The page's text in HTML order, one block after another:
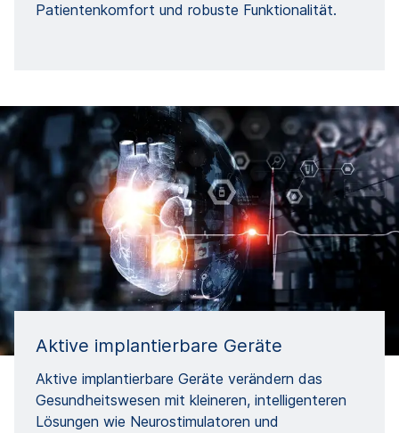
Patientenkomfort und robuste Funktionalität.
Aktive implantierbare Geräte
Aktive implantierbare Geräte verändern das
Gesundheitswesen mit kleineren, intelligenteren
Lösungen wie Neurostimulatoren und